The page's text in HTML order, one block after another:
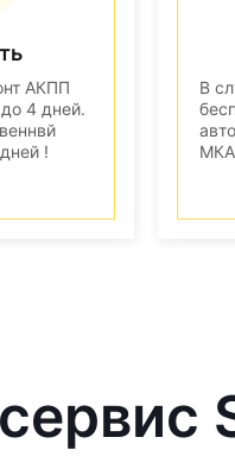
АКПП
4 дней.
!
В